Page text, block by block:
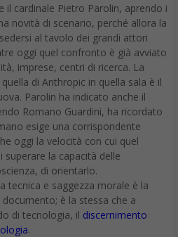
il cardinale Pietro Parolin, aprendo i
novità di scenario, perché allora la
al tavolo dei grandi attori
oggi quel confronto è già avviato
imprese, centri di ricerca. La
di Anthropic in quella sala è il
Parolin ha indicato anche il
Romano Guardini, ha ricordato
esige una corrispondente
oggi la velocità con cui quel
superare la capacità delle
di orientarlo.
tecnica e saggezza morale è la
è la stessa che a
di tecnologia, il discernimento
.